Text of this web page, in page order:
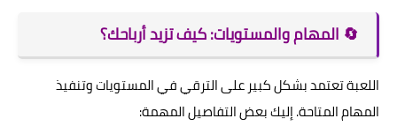
🔄 المهام والمستويات: كيف تزيد أرباحك؟
اللعبة تعتمد بشكل كبير على الترقي في المستويات وتنفيذ
المهام المتاحة. إليك بعض التفاصيل المهمة: